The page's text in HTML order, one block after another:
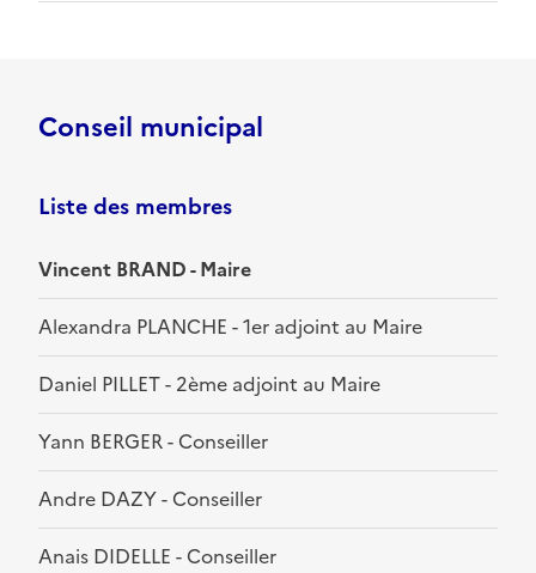
Conseil municipal
Liste des membres
Vincent BRAND - Maire
Alexandra PLANCHE - 1er adjoint au Maire
Daniel PILLET - 2ème adjoint au Maire
Yann BERGER - Conseiller
Andre DAZY - Conseiller
Anais DIDELLE - Conseiller